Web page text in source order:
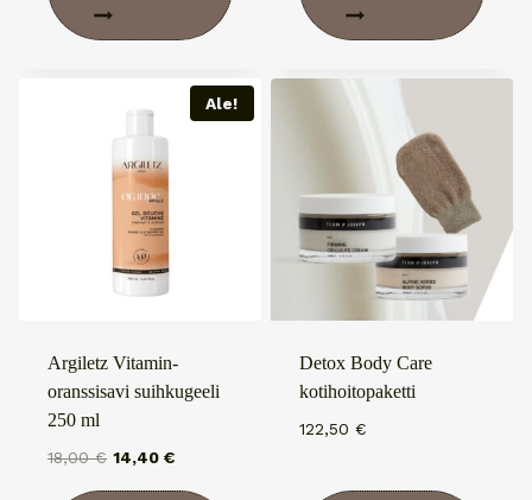
Ale!
Argiletz Vitamin-
oranssisavi suihkugeeli
250 ml
18,00€ Alkuperäinen
14,40 €Nykyinen
Detox Body Care
kotihoitopaketti
122,50 €